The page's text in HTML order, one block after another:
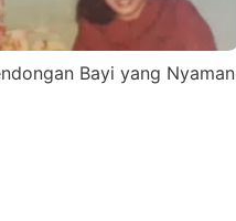
Bayi yang Nyaman